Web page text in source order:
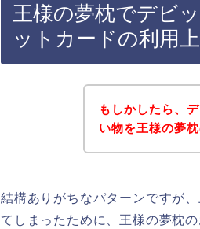
王様の夢枕でデビ
ットカードの利用
もしかしたら、
い物を王様の夢
結構ありがちなパターンですが
てしまったために、王様の夢枕